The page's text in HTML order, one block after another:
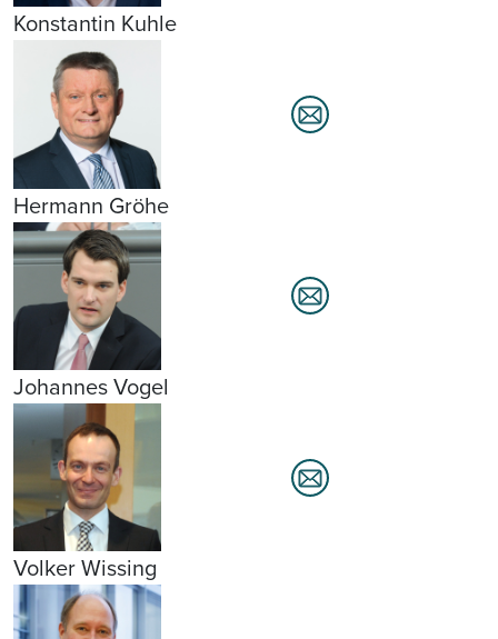
Konstantin Kuhle
Hermann Gröhe
Johannes Vogel
Volker Wissing